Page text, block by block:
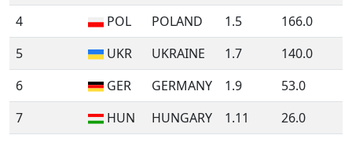
4
POL POLAND 1.5
166.0
5
UKR UKRAINE 1.7
140.0
6
GER GERMANY 1.9
53.0
7
HUN HUNGARY 1.11 26.0